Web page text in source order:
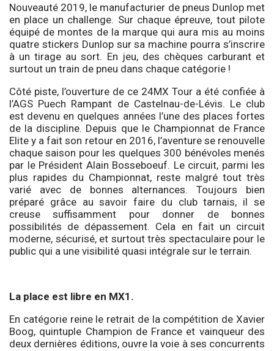
Nouveauté 2019, le manufacturier de pneus Dunlop met
en place un challenge. Sur chaque épreuve, tout pilote
équipé de montes de la marque qui aura mis au moins
quatre stickers Dunlop sur sa machine pourra s’inscrire
à un tirage au sort. En jeu, des chèques carburant et
surtout un train de pneu dans chaque catégorie !
Côté piste, l’ouverture de ce 24MX Tour a été confiée à
l’AGS Puech Rampant de Castelnau-de-Lévis. Le club
est devenu en quelques années l’une des places fortes
de la discipline. Depuis que le Championnat de France
Elite y a fait son retour en 2016, l’aventure se renouvelle
chaque saison pour les quelques 300 bénévoles menés
par le Président Alain Bosseboeuf. Le circuit, parmi les
plus rapides du Championnat, reste malgré tout très
varié avec de bonnes alternances. Toujours bien
préparé grâce au savoir faire du club tarnais, il se
creuse suffisamment pour donner de bonnes
possibilités de dépassement. Cela en fait un circuit
moderne, sécurisé, et surtout très spectaculaire pour le
public qui a une visibilité quasi intégrale sur le terrain.
La place est libre en MX1.
En catégorie reine le retrait de la compétition de Xavier
Boog, quintuple Champion de France et vainqueur des
deux dernières éditions, ouvre la voie à ses concurrents